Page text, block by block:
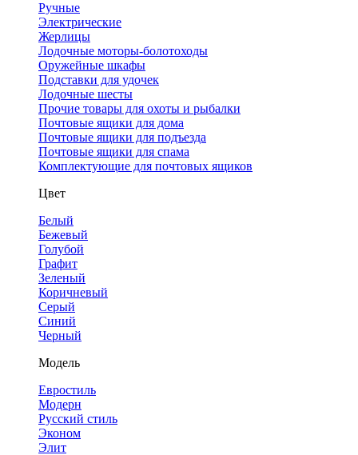
Ручные
Электрические
Жерлицы
Лодочные моторы-болотоходы
Оружейные шкафы
Подставки для удочек
Лодочные шесты
Прочие товары для охоты и рыбалки
Почтовые ящики для дома
Почтовые ящики для подъезда
Почтовые ящики для спама
Комплектующие для почтовых ящиков
Цвет
Белый
Бежевый
Голубой
Графит
Зеленый
Коричневый
Серый
Синий
Черный
Модель
Евростиль
Модерн
Русский стиль
Эконом
Элит